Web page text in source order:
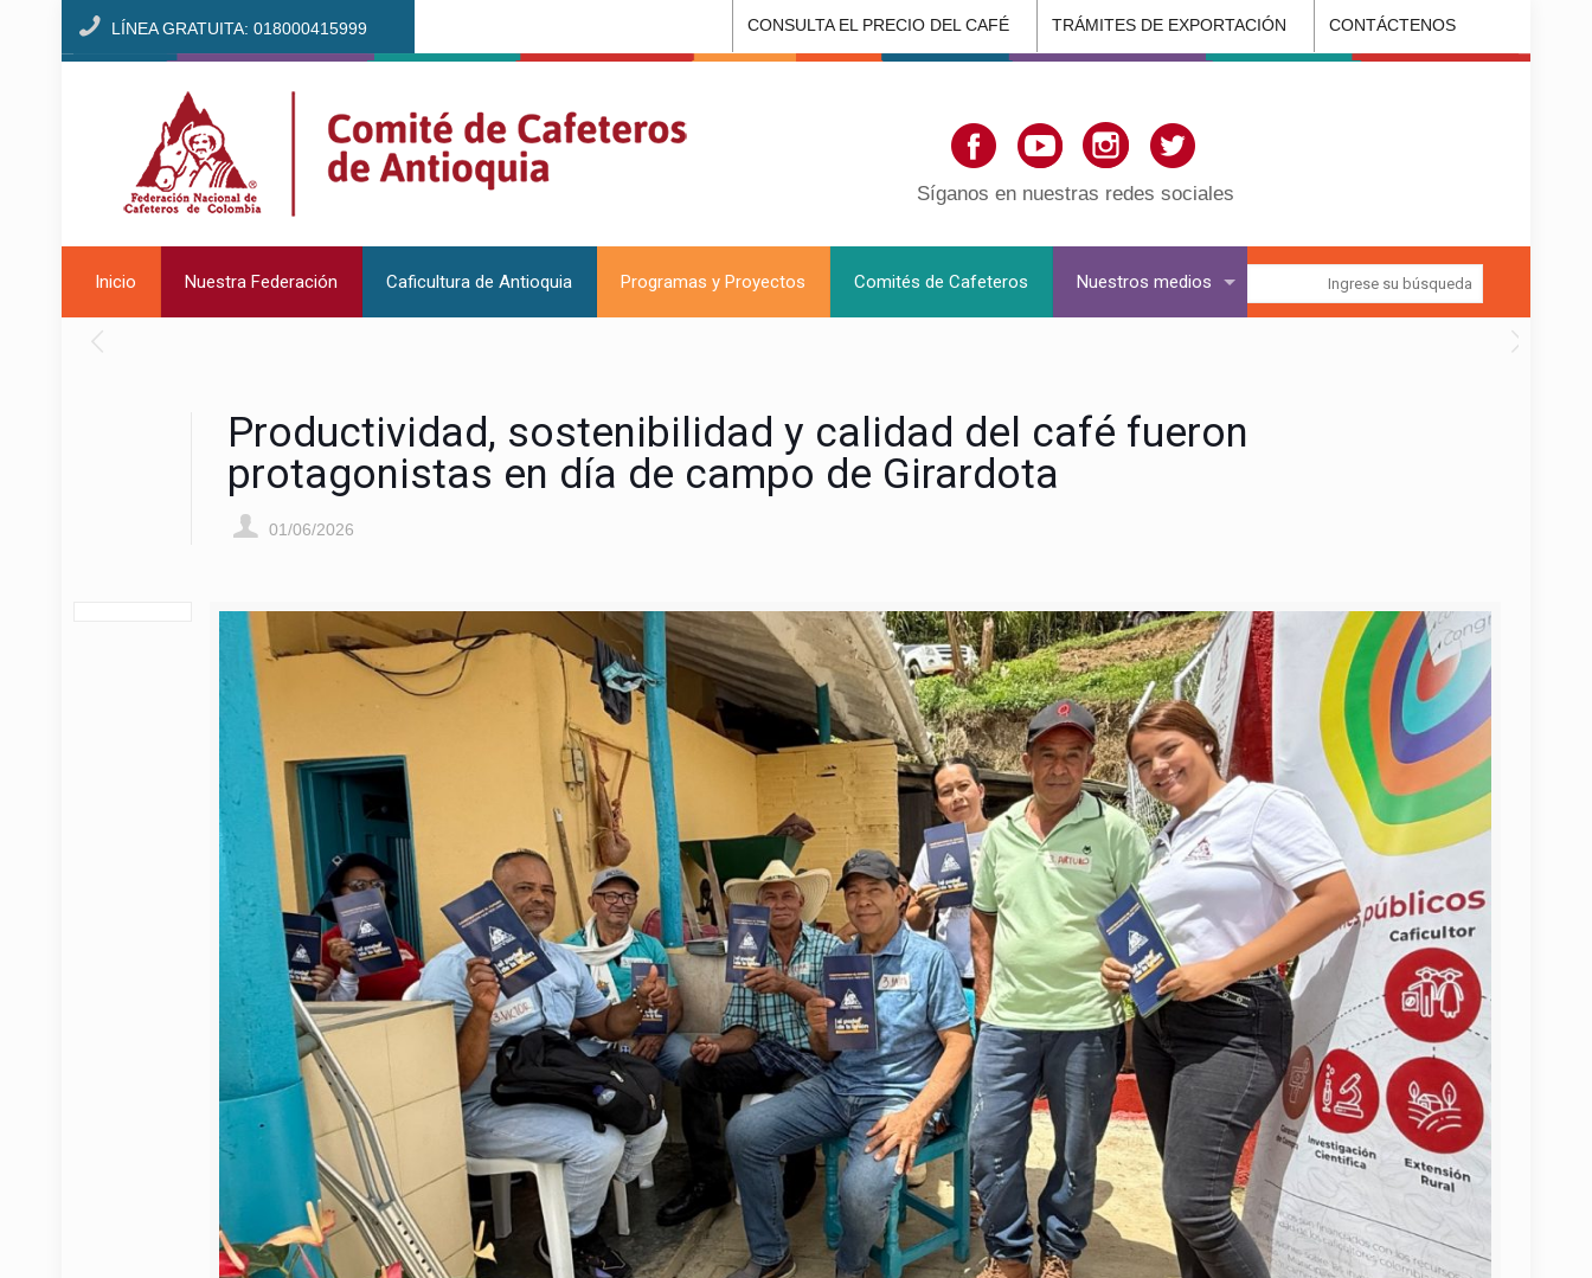
LÍNEA GRATUITA: 018000415999 CONSULTA EL PRECIO DEL CAFÉ TRÁMITES DE EXPORTACIÓN CONTÁCTENOS
Inicio Nuestra Federación Caficultura de Antioquia Programas y Proyectos Comités de Cafeteros Nuestros medios
Síganos en nuestras redes sociales
Productividad, sostenibilidad y calidad del café fueron
protagonistas en día de campo de Girardota
01/06/2026